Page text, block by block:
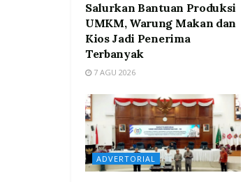
Salurkan Bantuan Produksi
UMKM, Warung Makan dan
Kios Jadi Penerima
Terbanyak
7 AGU 2026
ADVERTORIAL